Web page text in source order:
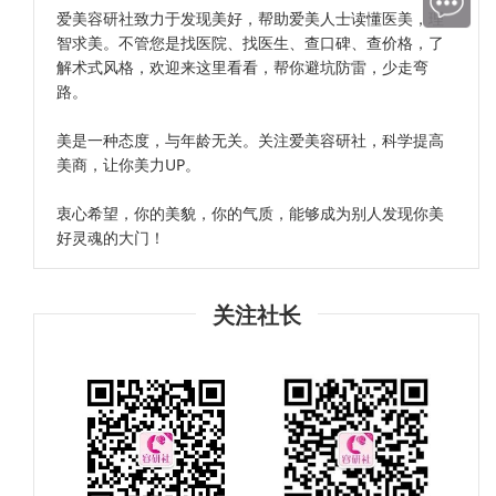
爱美容研社致力于发现美好，帮助爱美人士读懂医美，理
智求美。不管您是找医院、找医生、查口碑、查价格，了
解术式风格，欢迎来这里看看，帮你避坑防雷，少走弯
路。
美是一种态度，与年龄无关。关注爱美容研社，科学提高
美商，让你美力UP。
衷心希望，你的美貌，你的气质，能够成为别人发现你美
好灵魂的大门！
关注社长